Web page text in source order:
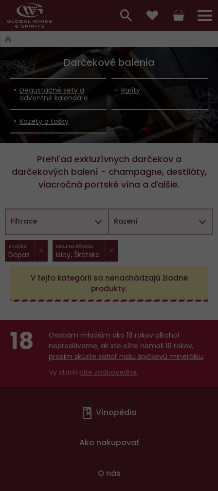
Hlavní
menu,
košík,
vyhledávání,
přihlášení
a
Darčekové balenia
Degustačné sety a
adventné kalendáre
Rarity
Kazety a tašky
Prehľad exkluzívnych darčekov a
darčekových balení - champagne, destiláty,
viacročná portské vína a ďalšie.
Filtrace
Vybrané
filtry:
ZNAČKA
Depaz
ZRUŠIT FILTR
KRAJINA PÔVODU
Islay, Škótsko
Řazení
V tejto kategórii sa nenachádzajú žiadne
produkty.
18
Osobám mladším ako 18 rokov alkohol
nepredávame, ak ste ešte nemali 18 rokov,
prosím skúste zatiaľ našu špičkovú minerálku.
Vy starší pite zodpovedne.
Vínopédia
Ako nakupovať
O nás